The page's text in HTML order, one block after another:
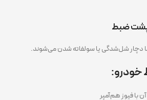
شل‌شدگی یا سولفاته شدن می‌شوند.
خودرو:
با فیوز هم‌آمپر